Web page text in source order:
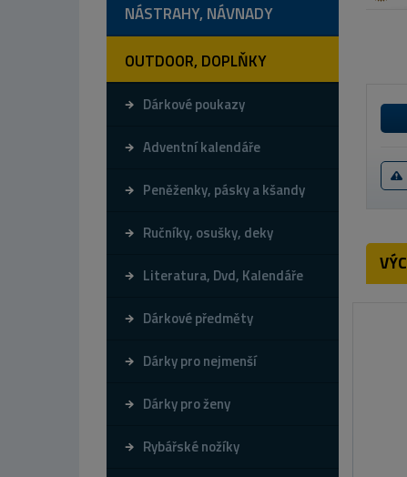
NÁSTRAHY, NÁVNADY
OUTDOOR, DOPLŇKY
Dárkové poukazy
Adventní kalendáře
Peněženky, pásky a kšandy
Ručníky, osušky, deky
Literatura, Dvd, Kalendáře
Dárkové předměty
Dárky pro nejmenší
Dárky pro ženy
Rybářské nožíky